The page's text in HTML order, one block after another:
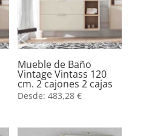
Mueble de Baño
Vintage Vintass 120
cm. 2 cajones 2 cajas
Desde:483,28€